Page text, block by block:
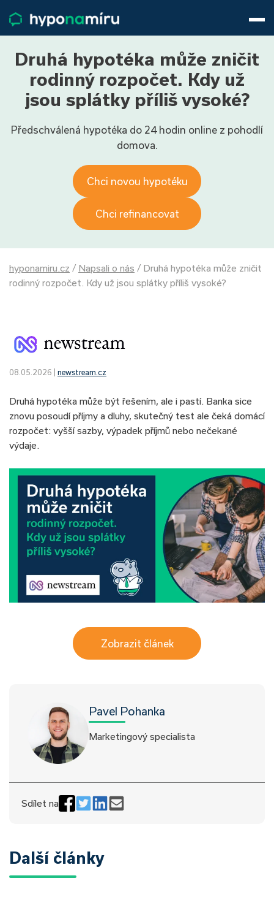
Životní pojištění
Pojištění nemovitosti
Články
800 688 388
9−16 hod.
Přihlásit
Druhá hypotéka může zničit
rodinný rozpočet. Kdy už
jsou splátky příliš vysoké?
Předschválená hypotéka do 24 hodin online z pohodlí
domova.
Chci novou hypotéku
Chci refinancovat
hyponamiru.cz / Napsali o nás / Druhá hypotéka může zničit
rodinný rozpočet. Kdy už jsou splátky příliš vysoké?
08.05.2026 | newstream.cz
Druhá hypotéka může být řešením, ale i pastí. Banka sice
znovu posoudí příjmy a dluhy, skutečný test ale čeká domácí
rozpočet: vyšší sazby, výpadek příjmů nebo nečekané
výdaje.
Zobrazit článek
Pavel Pohanka
Marketingový specialista
Sdílet na
Další články